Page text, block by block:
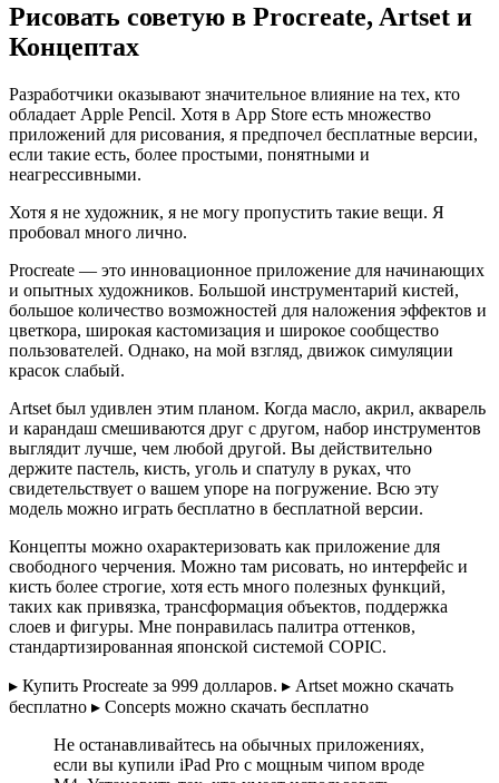
Рисовать советую в Procreate, Artset и
Концептах
Разработчики оказывают значительное влияние на тех, кто
обладает Apple Pencil. Хотя в App Store есть множество
приложений для рисования, я предпочел бесплатные версии,
если такие есть, более простыми, понятными и
неагрессивными.
Хотя я не художник, я не могу пропустить такие вещи. Я
пробовал много лично.
Procreate — это инновационное приложение для начинающих
и опытных художников. Большой инструментарий кистей,
большое количество возможностей для наложения эффектов и
цветкора, широкая кастомизация и широкое сообщество
пользователей. Однако, на мой взгляд, движок симуляции
красок слабый.
Artset был удивлен этим планом. Когда масло, акрил, акварель
и карандаш смешиваются друг с другом, набор инструментов
выглядит лучше, чем любой другой. Вы действительно
держите пастель, кисть, уголь и спатулу в руках, что
свидетельствует о вашем упоре на погружение. Всю эту
модель можно играть бесплатно в бесплатной версии.
Концепты можно охарактеризовать как приложение для
свободного черчения. Можно там рисовать, но интерфейс и
кисть более строгие, хотя есть много полезных функций,
таких как привязка, трансформация объектов, поддержка
слоев и фигуры. Мне понравилась палитра оттенков,
стандартизированная японской системой COPIC.
▸ Купить Procreate за 999 долларов. ▸ Artset можно скачать
бесплатно ▸ Concepts можно скачать бесплатно
Не останавливайтесь на обычных приложениях,
если вы купили iPad Pro с мощным чипом вроде